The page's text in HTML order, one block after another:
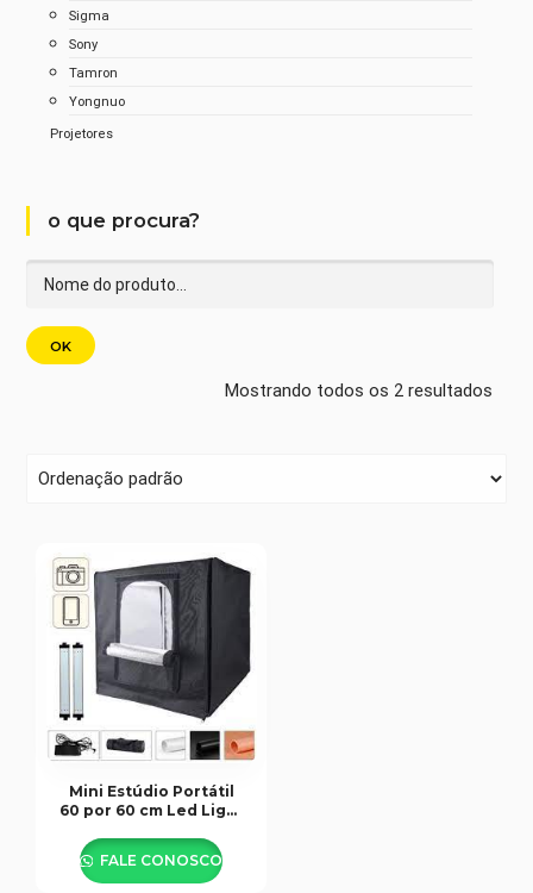
Sigma
Sony
Tamron
Yongnuo
Projetores
o que procura?
Mostrando todos os 2 resultados
Mini Estúdio Portátil
60 por 60 cm Led Light
FALE CONOSCO